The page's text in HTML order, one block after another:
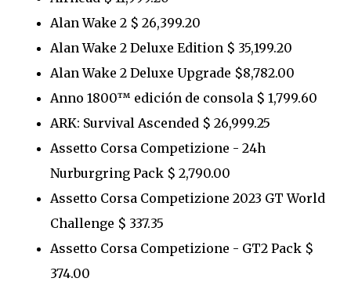
Alan Wake 2 $ 26,399.20
Alan Wake 2 Deluxe Edition $ 35,199.20
Alan Wake 2 Deluxe Upgrade $8,782.00
Anno 1800™ edición de consola $ 1,799.60
ARK: Survival Ascended $ 26,999.25
Assetto Corsa Competizione - 24h
Nurburgring Pack $ 2,790.00
Assetto Corsa Competizione 2023 GT World
Challenge $ 337.35
Assetto Corsa Competizione - GT2 Pack $
374.00